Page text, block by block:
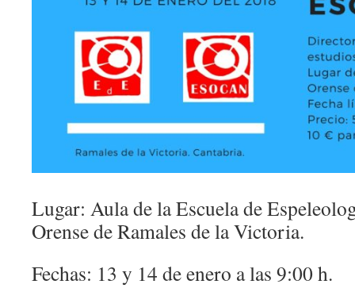
Lugar: Aula de la Escuela de
Orense de Ramales de la Victoria.
Fechas: 13 y 14 de enero a las 9:00 h.